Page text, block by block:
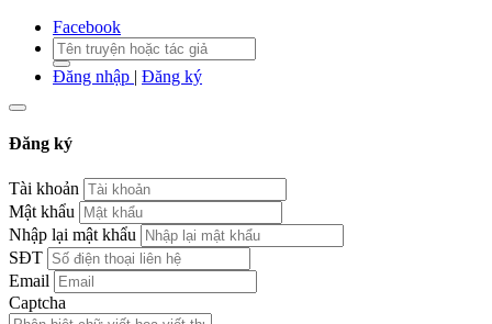
Facebook
Đăng nhập | Đăng ký
Đăng ký
Tài khoản
Mật khẩu
Nhập lại mật khẩu
SĐT
Email
Captcha